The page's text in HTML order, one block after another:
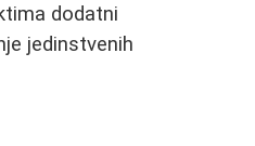
dodatni
jedinstvenih